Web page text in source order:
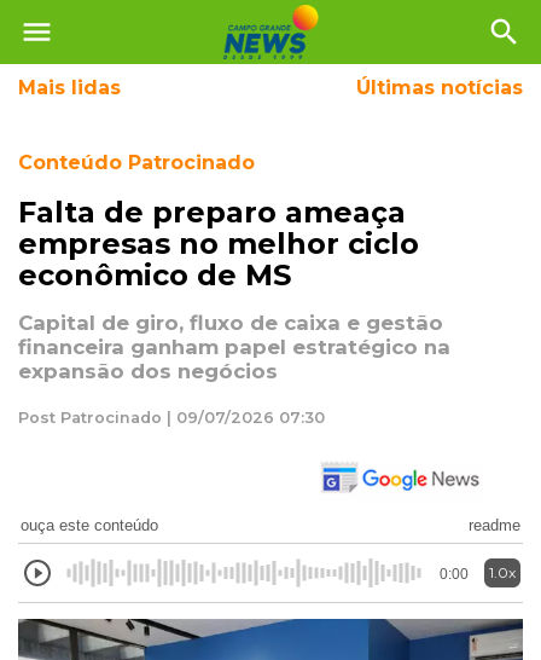
menu search
Mais lidas Últimas notícias
Conteúdo Patrocinado
Falta de preparo ameaça
empresas no melhor ciclo
econômico de MS
Capital de giro, fluxo de caixa e gestão
financeira ganham papel estratégico na
expansão dos negócios
Post Patrocinado | 09/07/2026 07:30
ouça este conteúdo readme
0:00 1.0x